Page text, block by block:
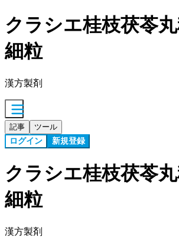
クラシエ桂枝茯苓
細粒
漢方製剤
記事 ツール
ログイン 新規登録
クラシエ桂枝茯苓
細粒
漢方製剤